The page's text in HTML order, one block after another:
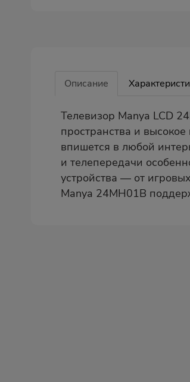
Описание
Телевизор Manya LCD
пространства и
впишется в любой
и телепередачи
устройства — от
Manya 24MH01B